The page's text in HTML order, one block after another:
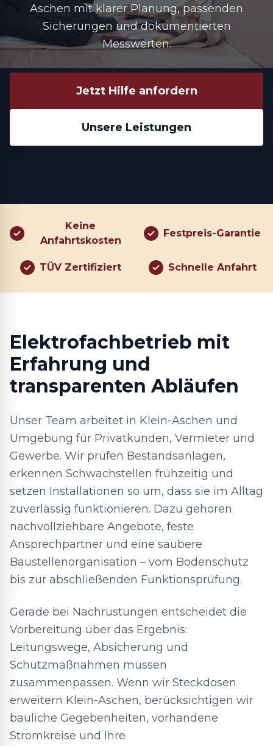
Aschen mit klarer Planung, passenden
Sicherungen und dokumentierten
Messwerten.
Jetzt Hilfe anfordern
Unsere Leistungen
Keine
Anfahrtskosten
Festpreis-Garantie
TÜV Zertifiziert Schnelle Anfahrt
Elektrofachbetrieb mit
Erfahrung und
transparenten Abläufen
Unser Team arbeitet in Klein-Aschen und
Umgebung für Privatkunden, Vermieter und
Gewerbe. Wir prüfen Bestandsanlagen,
erkennen Schwachstellen frühzeitig und
setzen Installationen so um, dass sie im Alltag
zuverlässig funktionieren. Dazu gehören
nachvollziehbare Angebote, feste
Ansprechpartner und eine saubere
Baustellenorganisation – vom Bodenschutz
bis zur abschließenden Funktionsprüfung.
Gerade bei Nachrüstungen entscheidet die
Vorbereitung über das Ergebnis:
Leitungswege, Absicherung und
Schutzmaßnahmen müssen
zusammenpassen. Wenn wir Steckdosen
erweitern Klein-Aschen, berücksichtigen wir
bauliche Gegebenheiten, vorhandene
Stromkreise und Ihre